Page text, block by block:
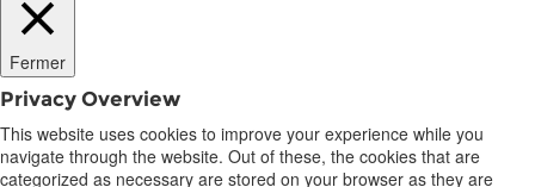
Fermer
Privacy Overview
This website uses cookies to improve your experience while you
navigate through the website. Out of these, the cookies that are
categorized as necessary are stored on your browser as they are